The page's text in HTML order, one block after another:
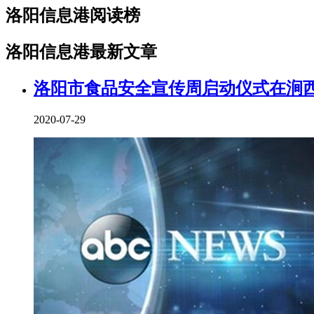
洛阳信息港阅读榜
洛阳信息港最新文章
洛阳市食品安全宣传周启动仪式在涧
2020-07-29